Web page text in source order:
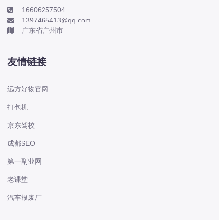
标致-进口
比亚迪
比亚迪商用车
比速
创维
昌河
长安
16606257504
1397465413@qq.com
广东省广州市
友情链接
远方好物官网
打包机
京东驾校
成都SEO
第一副业网
老课堂
汽车报废厂